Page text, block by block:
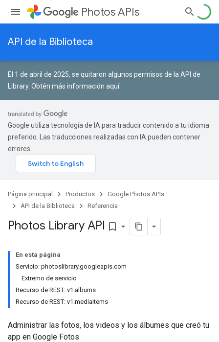
Photos APIs
API de la Biblioteca
El 1 de abril de 2025, se quitaron algunos permisos de la API de
Library. Obtén más información aquí.
Google utiliza tecnología de IA para traducir contenido a tu idioma
preferido. Las traducciones realizadas con IA pueden contener
errores.
Página principal Productos
Google Photos APIs
API de la Biblioteca
Referencia
Photos Library API bookmark_border
En esta página
Servicio: photoslibrary.googleapis.com
Extremo de servicio
Recurso de REST: v1.albums
Recurso de REST: v1.mediaItems
Administrar las fotos, los videos y los álbumes que creó tu
app en Google Fotos